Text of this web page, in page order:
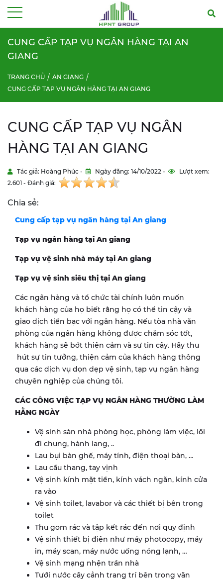
CUNG CẤP TẠP VỤ NGÂN HÀNG TẠI AN
GIANG
TRANG CHỦ
AN GIANG
CUNG CẤP TẠP VỤ NGÂN HÀNG TẠI AN GIANG
CUNG CẤP TẠP VỤ NGÂN
HÀNG TẠI AN GIANG
Tác giả: Hoàng Phúc - Ngày đăng: 14/10/2022 -
Lượt xem:
2.601 - Đánh giá:
Chia sẻ:
Cung cấp tạp vụ ngân hàng tại An giang
Tạp vụ ngân hàng tại An giang
Tạp vụ vệ sinh nhà máy tại An giang
Tạp vụ vệ sinh siêu thị tại An giang
Các ngân hàng và tổ chức tài chính luôn muốn
khách hàng của họ biết rằng họ có thể tin cậy và
giao dịch tiền bạc với ngân hàng. Nếu tòa nhà văn
phòng của ngân hàng không được chăm sóc tốt,
khách hàng sẽ bớt thiện cảm và sự tin cậy. Hãy thu
hút sự tin tưởng, thiện cảm của khách hàng thông
qua các dịch vụ dọn dẹp vệ sinh, tạp vụ ngân hàng
chuyên nghiệp của chúng tôi.
CÁC CÔNG VIỆC TẠP VỤ NGÂN HÀNG THƯỜNG LÀM
HẰNG NGÀY
Vệ sinh sàn nhà phòng học, phòng làm việc, lối
đi chung, hành lang, ..
Lau bụi bàn ghế, máy tính, điện thoại bàn, …
Lau cầu thang, tay vịnh
Vệ sinh kính mặt tiền, kính vách ngăn, kính cửa
ra vào
Vệ sinh toilet, lavabor và các thiết bị bên trong
toilet
Thu gom rác và tập kết rác đến nơi quy định
Vệ sinh thiết bị điện như máy photocopy, máy
in, máy scan, máy nước uống nóng lạnh, …
Vệ sinh mạng nhện trần nhà
Tưới nước cây cảnh trang trí bên trong văn